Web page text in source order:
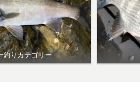
釣りカテゴリー